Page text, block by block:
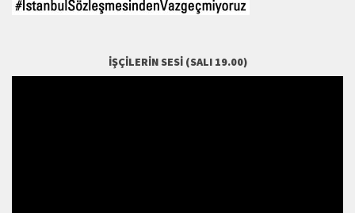
İŞÇILERIN SESI (SALI 19.00)